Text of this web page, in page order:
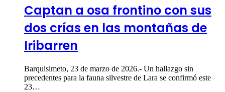
Captan a osa frontino con sus
dos crías en las montañas de
Iribarren
Barquisimeto, 23 de marzo de 2026.- Un hallazgo sin
precedentes para la fauna silvestre de Lara se confirmó este
23…